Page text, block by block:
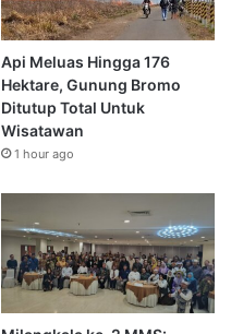
Api Meluas Hingga 176
Hektare, Gunung Bromo
Ditutup Total Untuk
Wisatawan
1 hour ago